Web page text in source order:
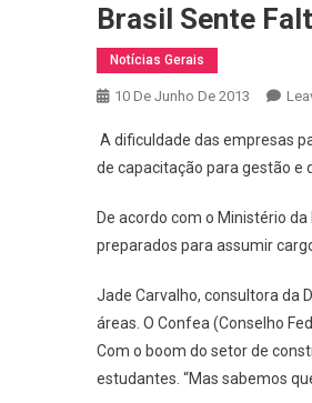
Brasil Sente
Notícias Gerais
10 De Junho De 2013
A dificuldade das empresas
de capacitação para gestão e
De acordo com o Ministério
preparados para assumir
Jade Carvalho, consultora da
áreas. O Confea (Conselho
Com o boom do setor de
estudantes. “Mas sabemos